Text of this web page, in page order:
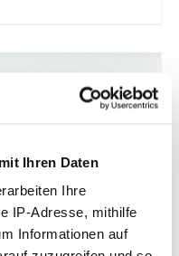
Ihren Daten
Ihre
IP-Adresse, mithilfe
Informationen auf